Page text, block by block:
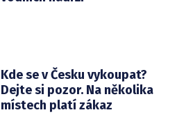
Kde se v Česku vykoupat?
Dejte si pozor. Na několika
místech platí zákaz